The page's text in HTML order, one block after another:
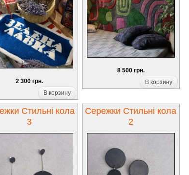
2 300 грн.
В корзину
8 500 грн.
В корзину
Стильні кола
3
Сережки Стильні кола
2